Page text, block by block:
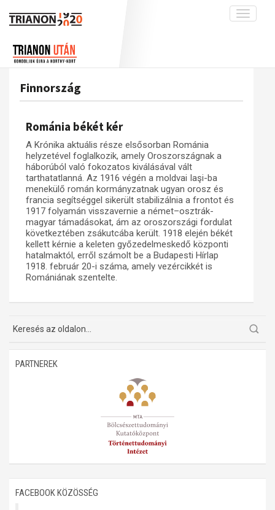
Toggle
A békerendszer megszilárdulása
Utókor és emlékezet
Adatbázis
Emlékművek (feltöltés alatt)
Menekültek
Visszhang
Publikációk
Kapcsolat
Trianon-kommentár
Dokumentumok
A trianoni szerződés
Finnország
Románia békét kér
A Krónika aktuális része elsősorban Románia
helyzetével foglalkozik, amely Oroszországnak a
háborúból való fokozatos kiválásával vált
tarthatatlanná. Az 1916 végén a moldvai Iaşi-ba
menekülő román kormányzatnak ugyan orosz és
francia segítséggel sikerült stabilizálnia a frontot és
1917 folyamán visszavernie a német–osztrák-
magyar támadásokat, ám az oroszországi fordulat
következtében zsákutcába került. 1918 elején békét
kellett kérnie a keleten győzedelmeskedő központi
hatalmaktól, erről számolt be a Budapesti Hírlap
1918. február 20-i száma, amely vezércikkét is
Romániának szentelte.
PARTNEREK
FACEBOOK KÖZÖSSÉG